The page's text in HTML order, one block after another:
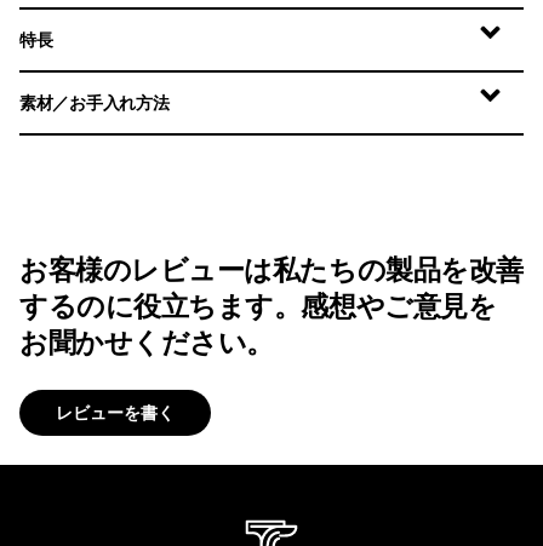
特長
素材／お手入れ方法
お客様のレビューは私たちの製品を改善
するのに役立ちます。感想やご意見を
お聞かせください。
レビューを書く